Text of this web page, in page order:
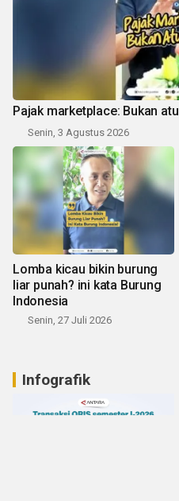
Pajak marketplace: Bukan
Senin, 3 Agustus 2026
Lomba kicau bikin burung
liar punah? ini kata Burung
Indonesia
Senin, 27 Juli 2026
Infografik